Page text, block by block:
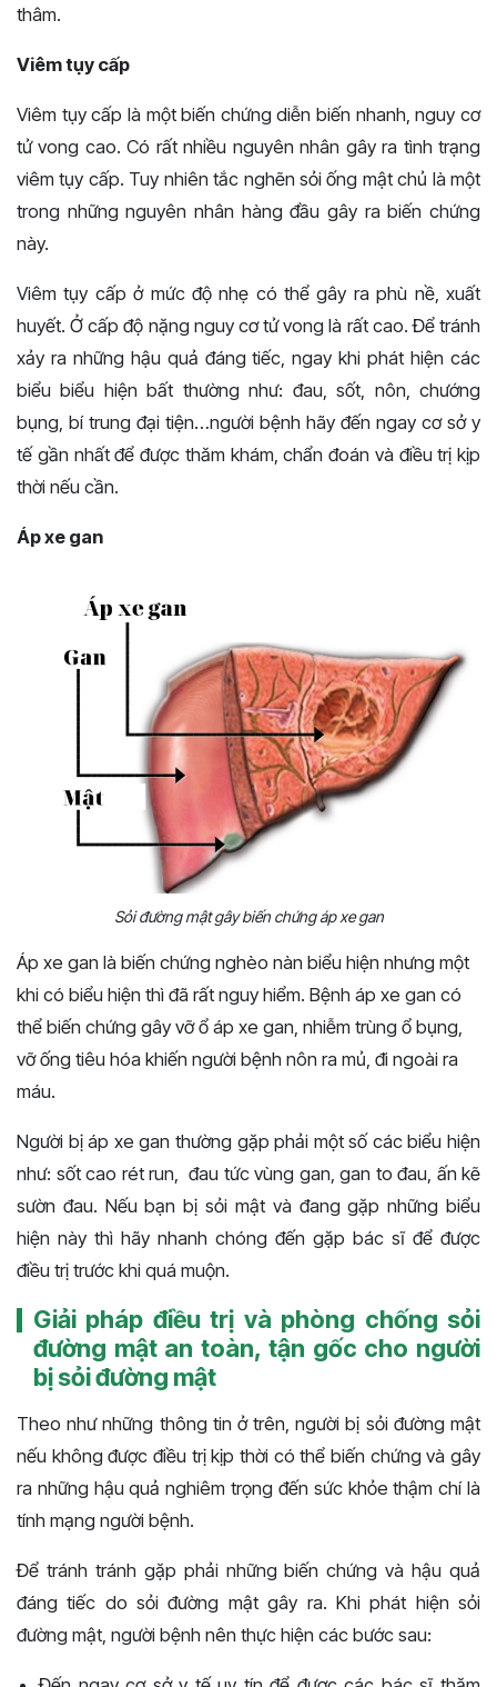
thâm.
Viêm tụy cấp
Viêm tụy cấp là một biến chứng diễn biến nhanh, nguy cơ
tử vong cao. Có rất nhiều nguyên nhân gây ra tình trạng
viêm tụy cấp. Tuy nhiên tắc nghẽn sỏi ống mật chủ là một
trong những nguyên nhân hàng đầu gây ra biến chứng
này.
Viêm tụy cấp ở mức độ nhẹ có thể gây ra phù nề, xuất
huyết. Ở cấp độ nặng nguy cơ tử vong là rất cao. Để tránh
xảy ra những hậu quả đáng tiếc, ngay khi phát hiện các
biểu biểu hiện bất thường như: đau, sốt, nôn, chướng
bụng, bí trung đại tiện…người bệnh hãy đến ngay cơ sở y
tế gần nhất để được thăm khám, chẩn đoán và điều trị kịp
thời nếu cần.
Áp xe gan
Sỏi đường mật gây biến chứng áp xe gan
Áp xe gan là biến chứng nghèo nàn biểu hiện nhưng một
khi có biểu hiện thì đã rất nguy hiểm. Bệnh áp xe gan có
thể biến chứng gây vỡ ổ áp xe gan, nhiễm trùng ổ bụng,
vỡ ống tiêu hóa khiến người bệnh nôn ra mủ, đi ngoài ra
máu.
Người bị áp xe gan thường gặp phải một số các biểu hiện
như: sốt cao rét run, đau tức vùng gan, gan to đau, ấn kẽ
sườn đau. Nếu bạn bị sỏi mật và đang gặp những biểu
hiện này thì hãy nhanh chóng đến gặp bác sĩ để được
điều trị trước khi quá muộn.
Giải pháp điều trị và phòng chống sỏi
đường mật an toàn, tận gốc cho người
bị sỏi đường mật
Theo như những thông tin ở trên, người bị sỏi đường mật
nếu không được điều trị kịp thời có thể biến chứng và gây
ra những hậu quả nghiêm trọng đến sức khỏe thậm chí là
tính mạng người bệnh.
Để tránh tránh gặp phải những biến chứng và hậu quả
đáng tiếc do sỏi đường mật gây ra. Khi phát hiện sỏi
đường mật, người bệnh nên thực hiện các bước sau: